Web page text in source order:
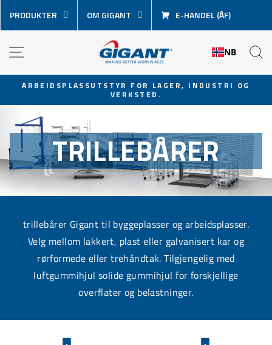
over
innhold
PRODUKTER OM GIGANT E-HANDEL (ÅF)
NB
Sett
pause
ARBEIDSPLASSUTSTYR FOR LAGER, INDUSTRI OG
VERKSTED.
TRILLEBÅRER
trillebårer Gigant til byggeplasser og arbeidsplasser.
Velg mellom lakkert, plast eller galvanisert kar og
rørformede eller trehåndtak. Tilgjengelig med
luftgummihjul solide gummihjul for forskjellige
overflater og belastninger.